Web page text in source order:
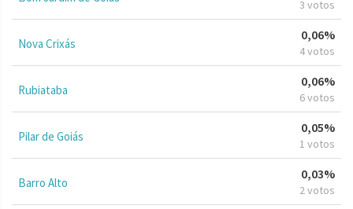
3 votos
Nova Crixás
0,06%
4 votos
Rubiataba
0,06%
6 votos
Pilar de Goiás
0,05%
1 votos
Barro Alto
0,03%
2 votos